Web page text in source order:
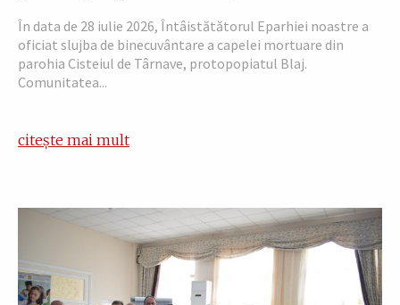
În data de 28 iulie 2026, Întâistătătorul Eparhiei noastre a
oficiat slujba de binecuvântare a capelei mortuare din
parohia Cisteiul de Târnave, protopopiatul Blaj.
Comunitatea...
citește mai mult